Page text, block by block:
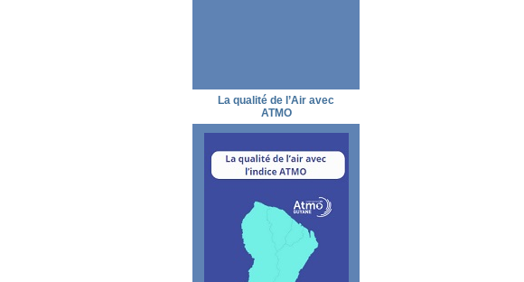
La qualité de l’Air avec
ATMO